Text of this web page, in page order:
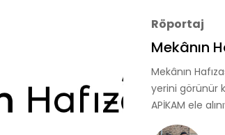
Röportaj
Mekânın
Mekânın
yerini görünür
APİKAM ele